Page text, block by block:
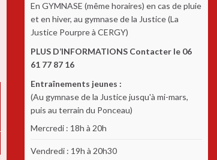
En GYMNASE (même horaires) en cas de pluie
et en hiver, au gymnase de la Justice (La
Justice Pourpre à CERGY)
PLUS D’INFORMATIONS Contacter le 06
61 77 87 16
Entraînements jeunes :
(Au gymnase de la Justice jusqu'à mi-mars,
puis au terrain du Ponceau)
Mercredi : 18h à 20h
Vendredi : 19h à 20h30